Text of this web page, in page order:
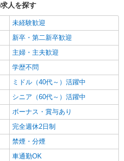
ソリン代含む)＞
区
詳細を見る
人を探す
未経験歓迎
新卒・第二新卒歓迎
主婦・主夫歓迎
学歴不問
ミドル（40代～）活躍中
シニア（60代～）活躍中
ボーナス・賞与あり
完全週休2日制
禁煙・分煙
車通勤OK